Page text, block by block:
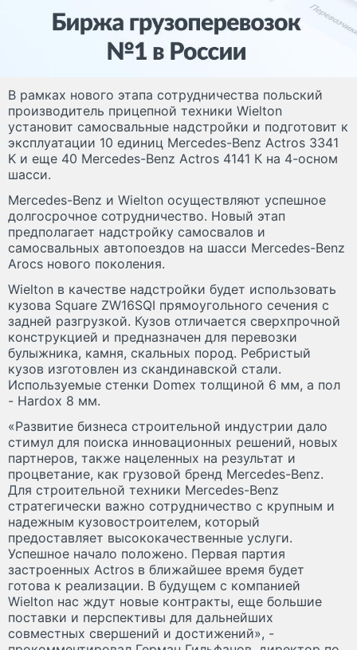
В рамках нового этапа сотрудничества польский
производитель прицепной техники Wielton
установит самосвальные надстройки и подготовит к
эксплуатации 10 единиц Mercedes-Benz Actros 3341
K и еще 40 Mercedes-Benz Actros 4141 К на 4-осном
шасси.
Mercedes-Benz и Wielton осуществляют успешное
долгосрочное сотрудничество. Новый этап
предполагает надстройку самосвалов и
самосвальных автопоездов на шасси Mercedes-Benz
Arocs нового поколения.
Wielton в качестве надстройки будет использовать
кузова Square ZW16SQI прямоугольного сечения с
задней разгрузкой. Кузов отличается сверхпрочной
конструкцией и предназначен для перевозки
булыжника, камня, скальных пород. Ребристый
кузов изготовлен из скандинавской стали.
Используемые стенки Domex толщиной 6 мм, а пол
- Hardox 8 мм.
«Развитие бизнеса строительной индустрии дало
стимул для поиска инновационных решений, новых
партнеров, также нацеленных на результат и
процветание, как грузовой бренд Mercedes-Benz.
Для строительной техники Mercedes-Benz
стратегически важно сотрудничество с крупным и
надежным кузовостроителем, который
предоставляет высококачественные услуги.
Успешное начало положено. Первая партия
застроенных Actros в ближайшее время будет
готова к реализации. В будущем с компанией
Wielton нас ждут новые контракты, еще большие
поставки и перспективы для дальнейших
совместных свершений и достижений», -